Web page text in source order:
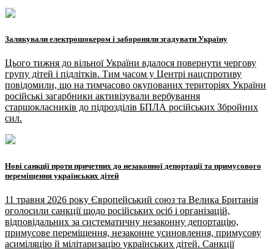
Залякували електрошокером і забороняли згадувати Україну
Цього тижня до вільної України вдалося повернути чергову
групу дітей і підлітків. Тим часом у Центрі нацспротиву
повідомили, що на тимчасово окупованих територіях України
російські загарбники активізували вербування
старшокласників до підрозділів БПЛА російських Збройних
сил.
Нові санкції проти причетних до незаконної депортації та примусового
переміщення українських дітей
11 травня 2026 року Європейський союз та Велика Британія
оголосили санкції щодо російських осіб і організацій,
відповідальних за систематичну незаконну депортацію,
примусове переміщення, незаконне усиновлення, примусову
асиміляцію й мілітаризацію українських дітей. Санкції